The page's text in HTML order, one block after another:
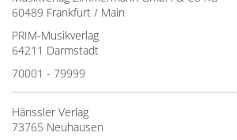
60489 Frankfurt / Main
PRIM-Musikverlag
64211 Darmstadt
70001 - 79999
Hänssler Verlag
73765 Neuhausen